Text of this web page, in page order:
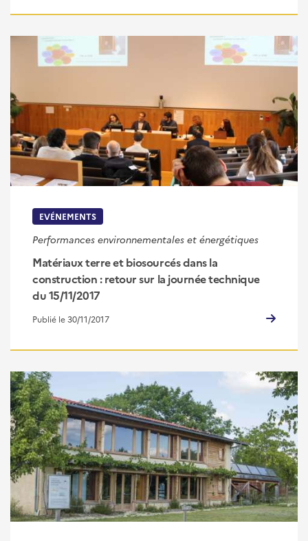
EVÉNEMENTS
Performances environnementales et énergétiques
Matériaux terre et biosourcés dans la
construction : retour sur la journée technique
du 15/11/2017
Publié le 30/11/2017